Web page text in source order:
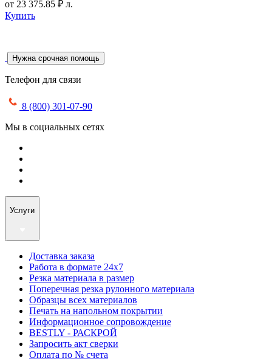
от 23 375.85 ₽ л.
Купить
Нужна срочная помощь
Телефон для связи
8 (800) 301-07-90
Мы в социальных сетях
Услуги
Доставка заказа
Работа в формате 24х7
Резка материала в размер
Поперечная резка рулонного материала
Образцы всех материалов
Печать на напольном покрытии
Информационное сопровождение
BESTLY - РАСКРОЙ
Запросить акт сверки
Оплата по № счета